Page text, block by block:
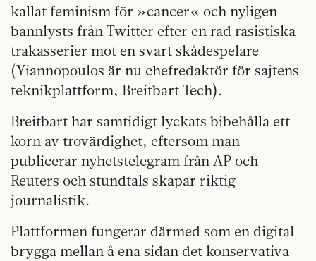
kallat feminism för »cancer« och nyligen
bannlysts från Twitter efter en rad rasistiska
trakasserier mot en svart skådespelare
(Yiannopoulos är nu chefredaktör för sajtens
teknikplattform, Breitbart Tech).
Breitbart har samtidigt lyckats bibehålla ett
korn av trovärdighet, eftersom man
publicerar nyhetstelegram från AP och
Reuters och stundtals skapar riktig
journalistik.
Plattformen fungerar därmed som en digital
brygga mellan å ena sidan det konservativa